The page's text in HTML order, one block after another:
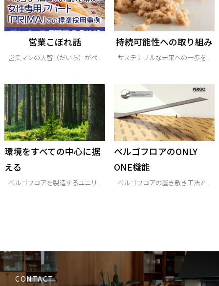
営業こぼれ話
営業マンの大智（だいち）がぺ...
持続可能性への取り組み
サステナブルな未来への一歩を...
環境をすべての中心に据
える
ぺルゴフロアを製造するユニリ...
ペルゴフロアのONLY
ONE機能
ぺルゴフロアの置き敷き工法と...
CONTACT